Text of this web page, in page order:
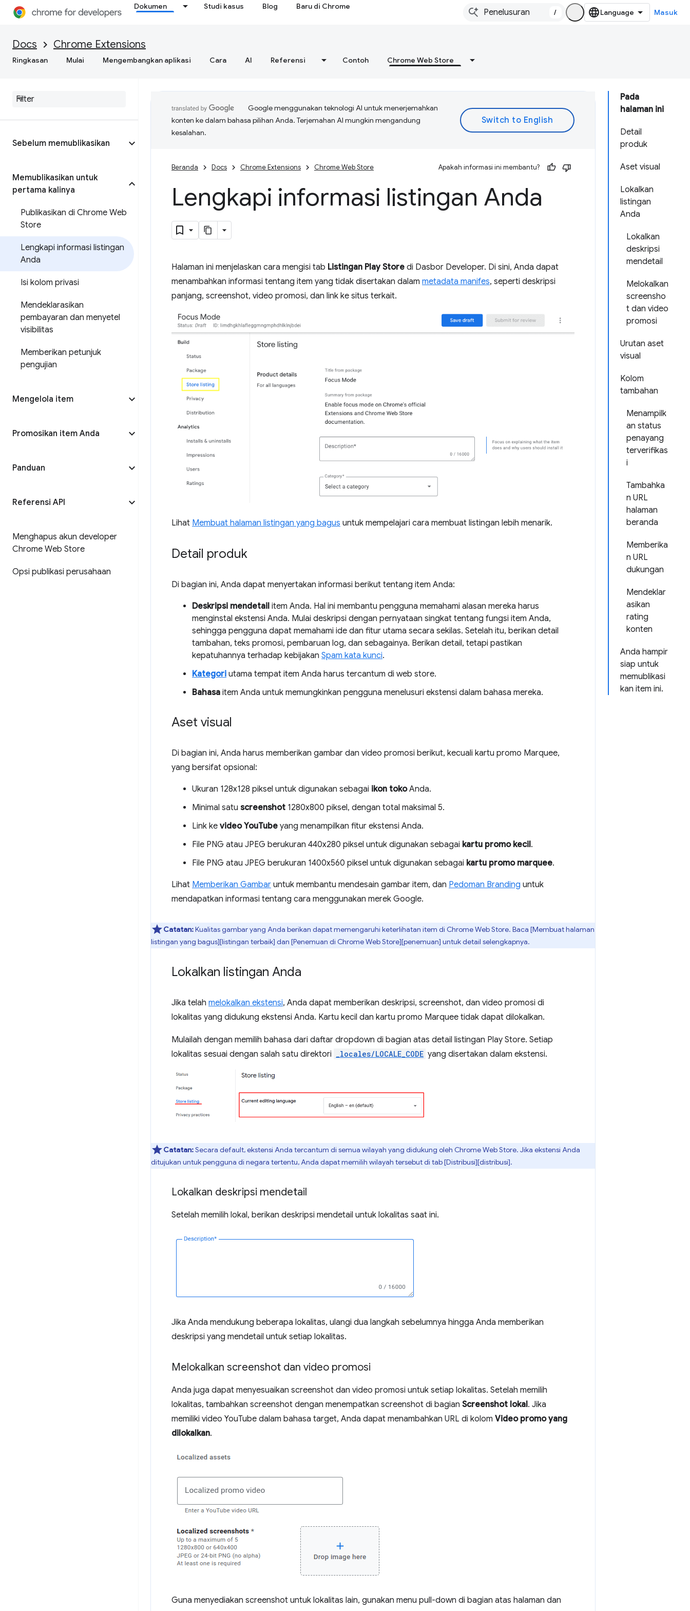
Dokumen Studi kasus Blog Baru di Chrome
/ Masuk
Docs Chrome Extensions
Ringkasan Mulai Mengembangkan aplikasi Cara AI Referensi Contoh Chrome Web Store
Sebelum memublikasikan
Memublikasikan untuk
pertama kalinya
Publikasikan di Chrome Web
Store
Lengkapi informasi listingan
Anda
Isi kolom privasi
Mendeklarasikan
pembayaran dan menyetel
visibilitas
Memberikan petunjuk
pengujian
Mengelola item
Promosikan item Anda
Panduan
Referensi API
Menghapus akun developer
Chrome Web Store
Opsi publikasi perusahaan
Pada
halaman ini
Detail
produk
Aset visual
Lokalkan
listingan
Anda
Lokalkan
deskripsi
mendetail
Melokalkan
screensho
t dan video
promosi
Urutan aset
visual
Kolom
tambahan
Menampilk
an status
penayang
terverifikas
i
Tambahka
n URL
halaman
beranda
Memberika
n URL
dukungan
Mendeklar
asikan
rating
konten
Anda hampir
siap untuk
memublikasi
kan item ini.
Google menggunakan teknologi AI untuk menerjemahkan
konten ke dalam bahasa pilihan Anda. Terjemahan AI mungkin mengandung
kesalahan.
Beranda Docs Chrome Extensions Chrome Web Store Apakah informasi ini membantu?
Lengkapi informasi listingan Anda
Halaman ini menjelaskan cara mengisi tab Listingan Play Store di Dasbor Developer. Di sini, Anda dapat
menambahkan informasi tentang item yang tidak disertakan dalam metadata manifes, seperti deskripsi
panjang, screenshot, video promosi, dan link ke situs terkait.
Lihat Membuat halaman listingan yang bagus untuk mempelajari cara membuat listingan lebih menarik.
Detail produk
Di bagian ini, Anda dapat menyertakan informasi berikut tentang item Anda:
Deskripsi mendetail item Anda. Hal ini membantu pengguna memahami alasan mereka harus
menginstal ekstensi Anda. Mulai deskripsi dengan pernyataan singkat tentang fungsi item Anda,
sehingga pengguna dapat memahami ide dan fitur utama secara sekilas. Setelah itu, berikan detail
tambahan, teks promosi, pembaruan log, dan sebagainya. Berikan detail, tetapi pastikan
kepatuhannya terhadap kebijakan Spam kata kunci.
Kategori utama tempat item Anda harus tercantum di web store.
Bahasa item Anda untuk memungkinkan pengguna menelusuri ekstensi dalam bahasa mereka.
Aset visual
Di bagian ini, Anda harus memberikan gambar dan video promosi berikut, kecuali kartu promo Marquee,
yang bersifat opsional:
Ukuran 128x128 piksel untuk digunakan sebagai ikon tokoAnda.
Minimal satu screenshot 1280x800 piksel, dengan total maksimal 5.
Link ke video YouTube yang menampilkan fitur ekstensi Anda.
File PNG atau JPEG berukuran 440x280 piksel untuk digunakan sebagai kartu promo kecil.
File PNG atau JPEG berukuran 1400x560 piksel untuk digunakan sebagai kartu promo marquee.
Lihat Memberikan Gambar untuk membantu mendesain gambar item, dan Pedoman Branding untuk
mendapatkan informasi tentang cara menggunakan merek Google.
Catatan:Kualitas gambar yang Anda berikan dapat memengaruhi keterlihatan item di Chrome Web Store. Baca [Membuat halaman
listingan yang bagus][listingan terbaik] dan [Penemuan di Chrome Web Store][penemuan] untuk detail selengkapnya.
Lokalkan listingan Anda
Jika telah melokalkan ekstensi, Anda dapat memberikan deskripsi, screenshot, dan video promosi di
lokalitas yang didukung ekstensi Anda. Kartu kecil dan kartu promo Marquee tidak dapat dilokalkan.
Mulailah dengan memilih bahasa dari daftar dropdown di bagian atas detail listingan Play Store. Setiap
lokalitas sesuai dengan salah satu direktori _locales/LOCALE_CODE yang disertakan dalam ekstensi.
Catatan:Secara default, ekstensi Anda tercantum di semua wilayah yang didukung oleh Chrome Web Store. Jika ekstensi Anda
ditujukan untuk pengguna di negara tertentu, Anda dapat memilih wilayah tersebut di tab [Distribusi][distribusi].
Lokalkan deskripsi mendetail
Setelah memilih lokal, berikan deskripsi mendetail untuk lokalitas saat ini.
Jika Anda mendukung beberapa lokalitas, ulangi dua langkah sebelumnya hingga Anda memberikan
deskripsi yang mendetail untuk setiap lokalitas.
Melokalkan screenshot dan video promosi
Anda juga dapat menyesuaikan screenshot dan video promosi untuk setiap lokalitas. Setelah memilih
lokalitas, tambahkan screenshot dengan menempatkan screenshot di bagian Screenshot lokal. Jika
memiliki video YouTube dalam bahasa target, Anda dapat menambahkan URL di kolom Video promo yang
dilokalkan.
Guna menyediakan screenshot untuk lokalitas lain, gunakan menu pull-down di bagian atas halaman dan